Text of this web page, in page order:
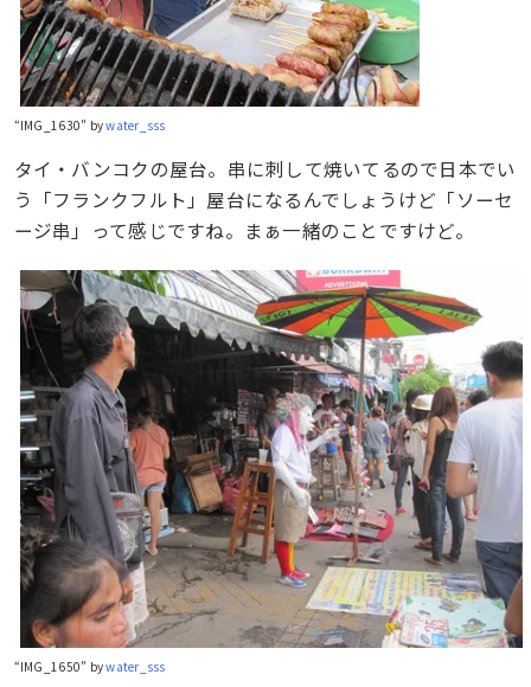
“IMG_1630” bywater_sss
タイ・バンコクの屋台。串に刺して焼いてるので日本でい
う「フランクフルト」屋台になるんでしょうけど「ソーセ
ージ串」って感じですね。まぁ一緒のことですけど。
“IMG_1650” bywater_sss